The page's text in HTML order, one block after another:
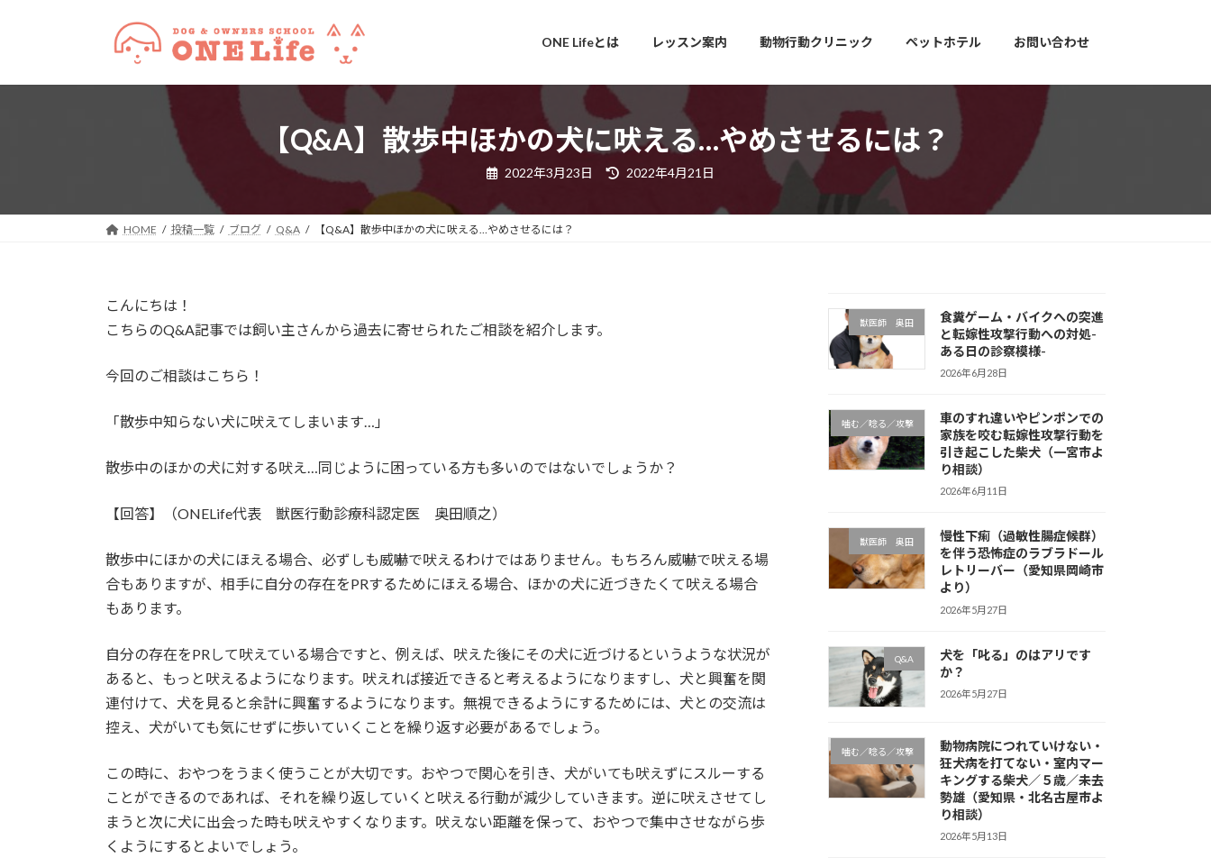
ONE Lifeとは レッスン案内 動物行動クリニック ペットホテル お問い合わせ
【Q&A】散歩中ほかの犬に吠える…やめさせるには？
2022年3月23日
最
2022年4月21日
HOME 投稿一覧 ブログ Q&A 【Q&A】散歩中ほかの犬に吠える…やめさせるには？
こんにちは！
こちらのQ&A記事では飼い主さんから過去に寄せられたご相談を紹介します。
今回のご相談はこちら！
「散歩中知らない犬に吠えてしまいます…」
散歩中のほかの犬に対する吠え…同じように困っている方も多いのではないでしょうか？
【回答】（ONELife代表 獣医行動診療科認定医 奥田順之）
散歩中にほかの犬にほえる場合、必ずしも威嚇で吠えるわけではありません。もちろん威嚇で吠える場
合もありますが、相手に自分の存在をPRするためにほえる場合、ほかの犬に近づきたくて吠える場合
もあります。
自分の存在をPRして吠えている場合ですと、例えば、吠えた後にその犬に近づけるというような状況が
あると、もっと吠えるようになります。吠えれば接近できると考えるようになりますし、犬と興奮を関
連付けて、犬を見ると余計に興奮するようになります。無視できるようにするためには、犬との交流は
控え、犬がいても気にせずに歩いていくことを繰り返す必要があるでしょう。
この時に、おやつをうまく使うことが大切です。おやつで関心を引き、犬がいても吠えずにスルーする
ことができるのであれば、それを繰り返していくと吠える行動が減少していきます。逆に吠えさせてし
まうと次に犬に出会った時も吠えやすくなります。吠えない距離を保って、おやつで集中させながら歩
くようにするとよいでしょう。
獣医師 奥田
食糞ゲーム・バイクへの突進
と転嫁性攻撃行動への対処-
ある日の診察模様-
2026年6月28日
噛む／唸る／攻撃
車のすれ違いやピンポンでの
家族を咬む転嫁性攻撃行動を
引き起こした柴犬（一宮市よ
り相談）
2026年6月11日
獣医師 奥田
慢性下痢（過敏性腸症候群）
を伴う恐怖症のラブラドール
レトリーバー（愛知県岡崎市
より）
2026年5月27日
Q&A
犬を「叱る」のはアリです
か？
2026年5月27日
噛む／唸る／攻撃
動物病院につれていけない・
狂犬病を打てない・室内マー
キングする柴犬／５歳／未去
勢雄（愛知県・北名古屋市よ
り相談）
2026年5月13日